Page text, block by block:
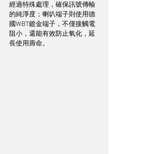
經過特殊處理，確保訊號傳輸
的純淨度；喇叭端子則使用德
國WBT鍍金端子，不僅接觸電
阻小，還能有效防止氧化，延
長使用壽命。